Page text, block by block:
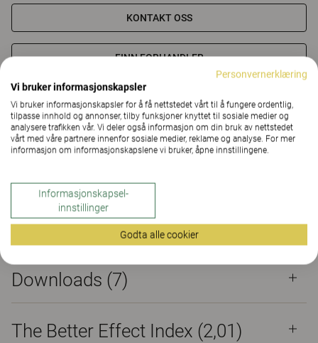
KONTAKT OSS
FINN FORHANDLER
Material Downloads (7) The Better Effect Index (2,01)
Sertifikat
Material
Downloads (7)
The Better Effect Index (2,01)
Personvernerklæring
Vi bruker informasjonskapsler
Vi bruker informasjonskapsler for å få nettstedet vårt til å fungere ordentlig,
tilpasse innhold og annonser, tilby funksjoner knyttet til sosiale medier og
analysere trafikken vår. Vi deler også informasjon om din bruk av nettstedet
vårt med våre partnere innenfor sosiale medier, reklame og analyse. For mer
informasjon om informasjonskapslene vi bruker, åpne innstillingene.
Informasjonskapsel-
innstillinger
Godta alle cookier